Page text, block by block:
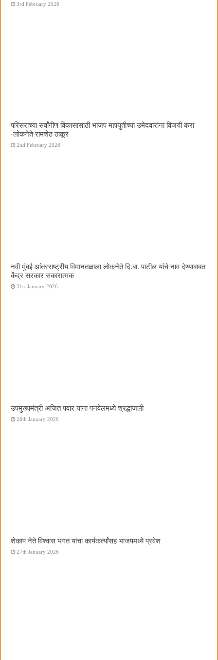
3rd February 2026
परिसराच्या सर्वांगीण विकासासाठी भाजप महायुतीच्या उमेदवारांना विजयी करा
-लोकनेते रामशेठ ठाकूर
2nd February 2026
नवी मुंबई आंतरराष्ट्रीय विमानतळाला लोकनेते दि.बा. पाटील यांचे नाव देण्याबाबत
केंद्र सरकार सकारात्मक
31st January 2026
उपमुख्यमंत्री अजित पवार यांना पनवेलमध्ये श्रद्धांजली
28th January 2026
शेकाप नेते विश्वास भगत यांचा कार्यकर्त्यांसह भाजपमध्ये प्रवेश
27th January 2026